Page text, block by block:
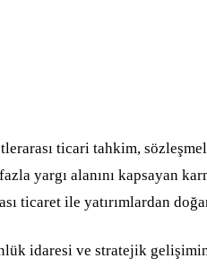
ticari tahkim,
yargı alanını kapsayan
ticaret ile yatırımlardan
idaresi ve stratejik